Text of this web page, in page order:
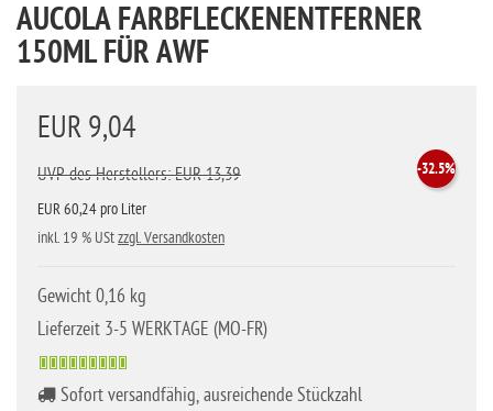
AUCOLA FARBFLECKENENTFERNER
150ML FÜR AWF
EUR 9,04
-32.5%
UVP des Herstellers: EUR 13,39
EUR 60,24 pro Liter
inkl. 19 % UStzzgl. Versandkosten
Gewicht 0,16 kg
Lieferzeit 3-5 WERKTAGE (MO-FR)
Sofort versandfähig, ausreichende Stückzahl